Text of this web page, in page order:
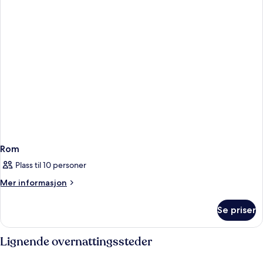
Rom
Plass til 10 personer
Mer informasjon
Mer
Se priser
Lignende overnattingssteder